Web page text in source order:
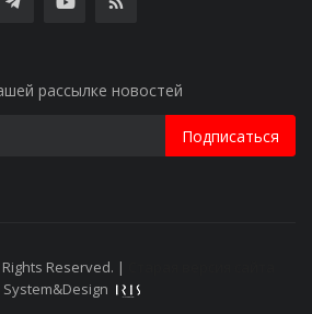
рассылке новостей
Подписаться
Reserved. |
System&Design